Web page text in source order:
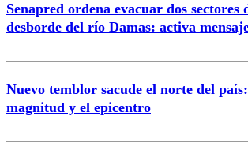
Correo
Senapred ordena evacuar dos sectores
desborde del río Damas: activa
Nuevo temblor sacude el norte del
magnitud y el epicentro